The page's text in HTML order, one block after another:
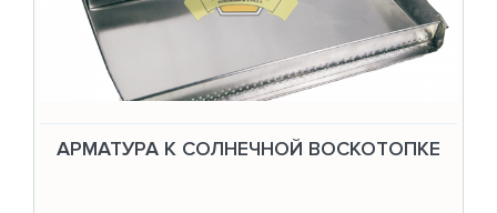
АРМАТУРА К СОЛНЕЧНОЙ ВОСКОТОПКЕ